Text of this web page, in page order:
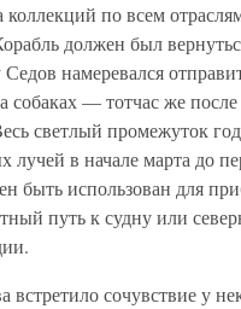
коллекций по всем
должен был
намеревался
собаках — тотчас же
светлый промежуток
лучей в начале марта до
быть использован для
путь к судну или
встретило сочувствие у